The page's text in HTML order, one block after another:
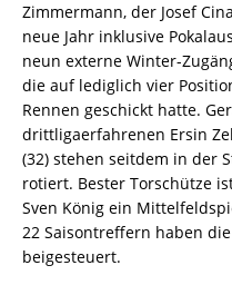
Zimmermann, der Josef
neue Jahr inklusive
neun externe Winter-
die auf lediglich vier
Rennen geschickt hatte.
drittligaerfahrenen Ersin
(32) stehen seitdem in der
rotiert. Bester Torschütze
Sven König ein
22 Saisontreffern haben
beigesteuert.